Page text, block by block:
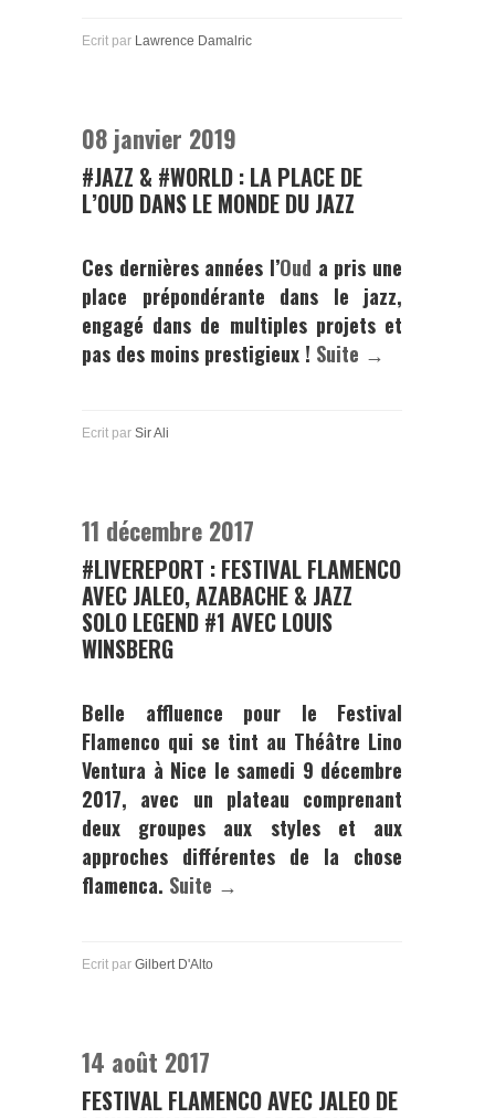
Ecrit par Lawrence Damalric
08 janvier 2019
#JAZZ & #WORLD : LA PLACE DE
L’OUD DANS LE MONDE DU JAZZ
Ces dernières années l’Oud a pris une
place prépondérante dans le jazz,
engagé dans de multiples projets et
pas des moins prestigieux ! Suite →
Ecrit par Sir Ali
11 décembre 2017
#LIVEREPORT : FESTIVAL FLAMENCO
AVEC JALEO, AZABACHE & JAZZ
SOLO LEGEND #1 AVEC LOUIS
WINSBERG
Belle affluence pour le Festival
Flamenco qui se tint au Théâtre Lino
Ventura à Nice le samedi 9 décembre
2017, avec un plateau comprenant
deux groupes aux styles et aux
approches différentes de la chose
flamenca. Suite →
Ecrit par Gilbert D'Alto
14 août 2017
FESTIVAL FLAMENCO AVEC JALEO DE